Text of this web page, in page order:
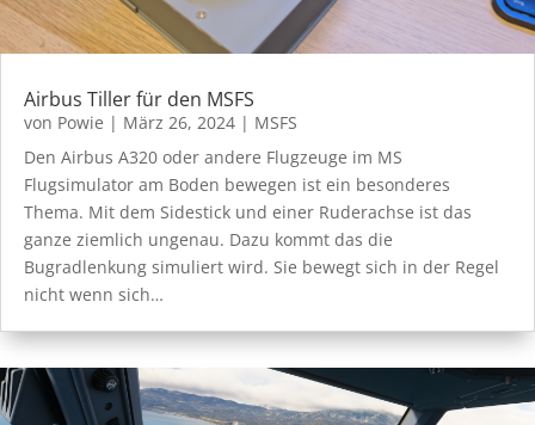
Airbus Tiller für den MSFS
von Powie | März 26, 2024 | MSFS
Den Airbus A320 oder andere Flugzeuge im MS
Flugsimulator am Boden bewegen ist ein besonderes
Thema. Mit dem Sidestick und einer Ruderachse ist das
ganze ziemlich ungenau. Dazu kommt das die
Bugradlenkung simuliert wird. Sie bewegt sich in der Regel
nicht wenn sich…